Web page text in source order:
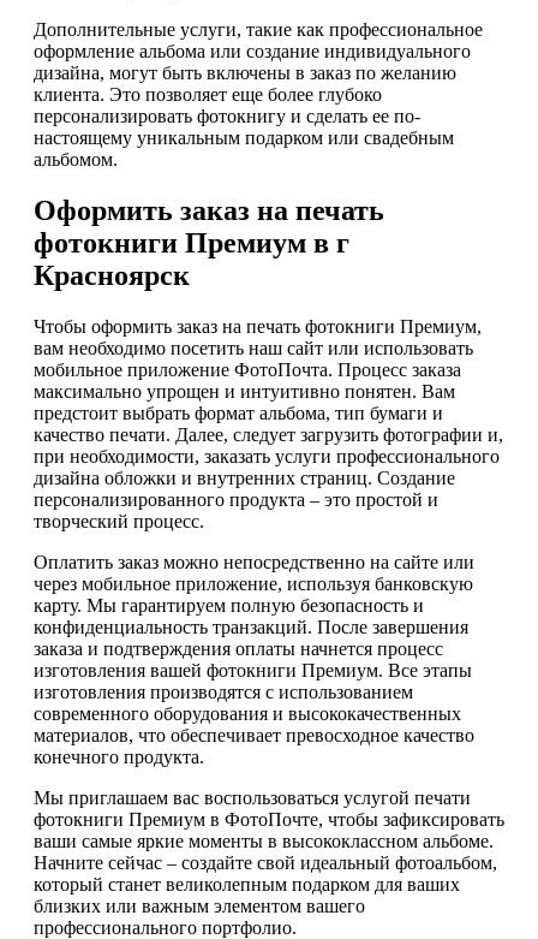
Дополнительные услуги, такие как профессиональное
оформление альбома или создание индивидуального
дизайна, могут быть включены в заказ по желанию
клиента. Это позволяет еще более глубоко
персонализировать фотокнигу и сделать ее по-
настоящему уникальным подарком или свадебным
альбомом.
Оформить заказ на печать
фотокниги Премиум в г
Красноярск
Чтобы оформить заказ на печать фотокниги Премиум,
вам необходимо посетить наш сайт или использовать
мобильное приложение ФотоПочта. Процесс заказа
максимально упрощен и интуитивно понятен. Вам
предстоит выбрать формат альбома, тип бумаги и
качество печати. Далее, следует загрузить фотографии и,
при необходимости, заказать услуги профессионального
дизайна обложки и внутренних страниц. Создание
персонализированного продукта – это простой и
творческий процесс.
Оплатить заказ можно непосредственно на сайте или
через мобильное приложение, используя банковскую
карту. Мы гарантируем полную безопасность и
конфиденциальность транзакций. После завершения
заказа и подтверждения оплаты начнется процесс
изготовления вашей фотокниги Премиум. Все этапы
изготовления производятся с использованием
современного оборудования и высококачественных
материалов, что обеспечивает превосходное качество
конечного продукта.
Мы приглашаем вас воспользоваться услугой печати
фотокниги Премиум в ФотоПочте, чтобы зафиксировать
ваши самые яркие моменты в высококлассном альбоме.
Начните сейчас – создайте свой идеальный фотоальбом,
который станет великолепным подарком для ваших
близких или важным элементом вашего
профессионального портфолио.